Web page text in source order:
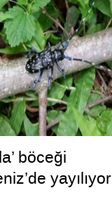
böceği
yayılıyor